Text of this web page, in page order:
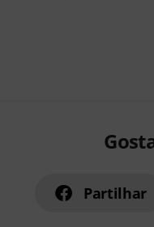
Partilhar